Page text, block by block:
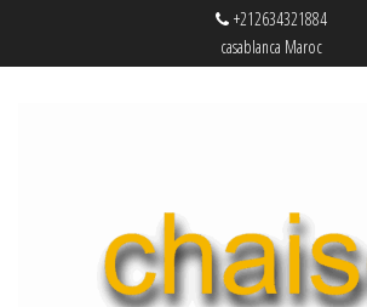
+212634321884
casablanca Maroc